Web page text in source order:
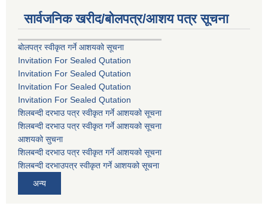
सार्वजनिक खरीद/बोलपत्र/आशय पत्र सूचना
बोलपत्र स्वीकृत गर्ने आशयको सूचना
Invitation For Sealed Qutation
Invitation For Sealed Qutation
Invitation For Sealed Qutation
Invitation For Sealed Qutation
शिलबन्दी दरभाउ पत्र स्वीकृत गर्ने आशयको सूचना
शिलबन्दी दरभाउ पत्र स्वीकृत गर्ने आशयको सूचना
आशयको सुचना
शिलबन्दी दरभाउ पत्र स्वीकृत गर्ने आशयको सूचना
शिलबन्दी दरभाउपत्र स्वीकृत गर्ने आशयको सूचना
अन्य